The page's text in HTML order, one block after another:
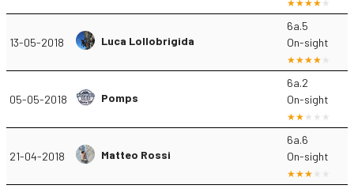
13-05-2018 Luca Lollobrigida
6a.5
On-sight
05-05-2018 Pomps
6a.2
On-sight
21-04-2018 Matteo Rossi
6a.6
On-sight